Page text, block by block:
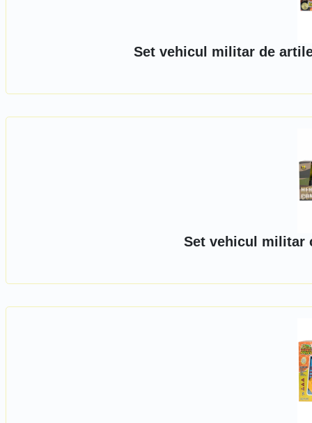
Set vehicul militar de
Set vehicul militar